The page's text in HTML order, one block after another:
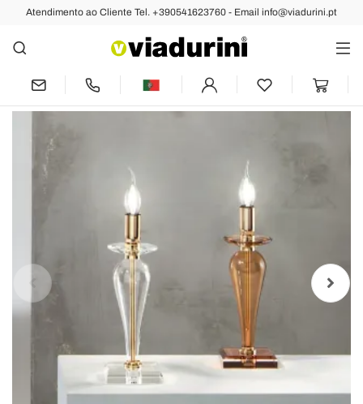
Atendimento ao Cliente Tel. +390541623760 - Email info@viadurini.pt
Anterior Próximo
Candeeiro de mesa clássico em vidro
italiano e metal dourado - Oliver